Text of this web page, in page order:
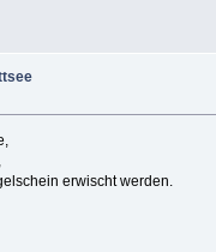
erwischt werden.